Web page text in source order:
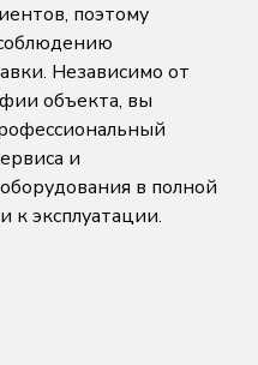
поэтому
Независимо от
объекта, вы
и
в полной
к эксплуатации.